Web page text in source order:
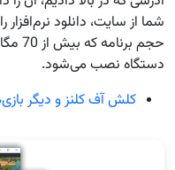
شما از سایت، دانلود نرم‌افزار
حجم
دستگاه نصب می‌شود.
کلش آف کلنز و دیگر